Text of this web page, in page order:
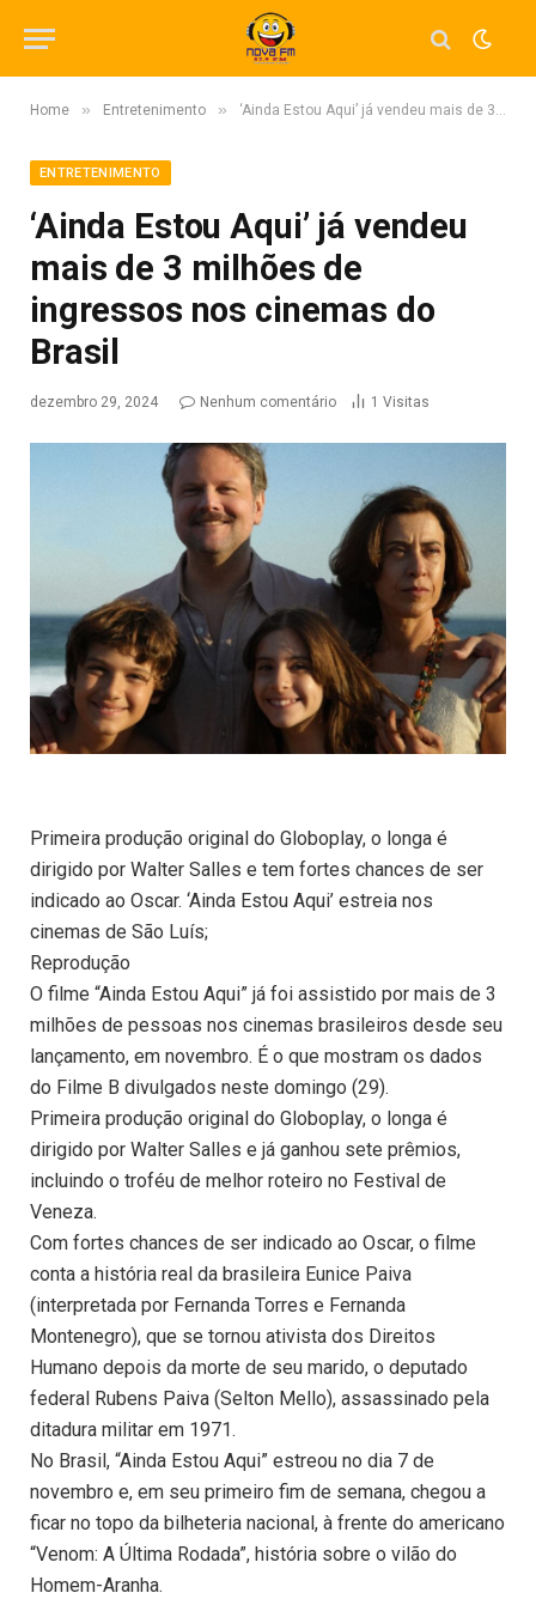
Home » Entretenimento » ‘Ainda Estou Aqui’ já vendeu mais de 3 milhões de ingressos nos cinemas do Brasil
ENTRETENIMENTO
‘Ainda Estou Aqui’ já vendeu
mais de 3 milhões de
ingressos nos cinemas do
Brasil
dezembro 29, 2024 Nenhum comentário 1 Visitas
Primeira produção original do Globoplay, o longa é
dirigido por Walter Salles e tem fortes chances de ser
indicado ao Oscar. ‘Ainda Estou Aqui’ estreia nos
cinemas de São Luís;
Reprodução
O filme “Ainda Estou Aqui” já foi assistido por mais de 3
milhões de pessoas nos cinemas brasileiros desde seu
lançamento, em novembro. É o que mostram os dados
do Filme B divulgados neste domingo (29).
Primeira produção original do Globoplay, o longa é
dirigido por Walter Salles e já ganhou sete prêmios,
incluindo o troféu de melhor roteiro no Festival de
Veneza.
Com fortes chances de ser indicado ao Oscar, o filme
conta a história real da brasileira Eunice Paiva
(interpretada por Fernanda Torres e Fernanda
Montenegro), que se tornou ativista dos Direitos
Humano depois da morte de seu marido, o deputado
federal Rubens Paiva (Selton Mello), assassinado pela
ditadura militar em 1971.
No Brasil, “Ainda Estou Aqui” estreou no dia 7 de
novembro e, em seu primeiro fim de semana, chegou a
ficar no topo da bilheteria nacional, à frente do americano
“Venom: A Última Rodada”, história sobre o vilão do
Homem-Aranha.